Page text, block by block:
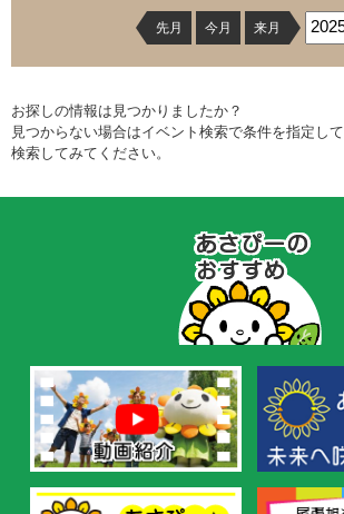
先月 今月 来月
お探しの情報は見つかりましたか？
見つからない場合はイベント検索で条件を指定して
検索してみてください。
の
お
す
め